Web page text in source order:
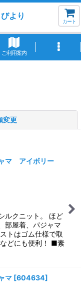
より
カート
ご利用案内
変更
ャマ アイボリー
ルクニット。 ほど
部屋着、パジャマ
トはゴム仕様で取
どにも便利！ ■素
マ [604634]